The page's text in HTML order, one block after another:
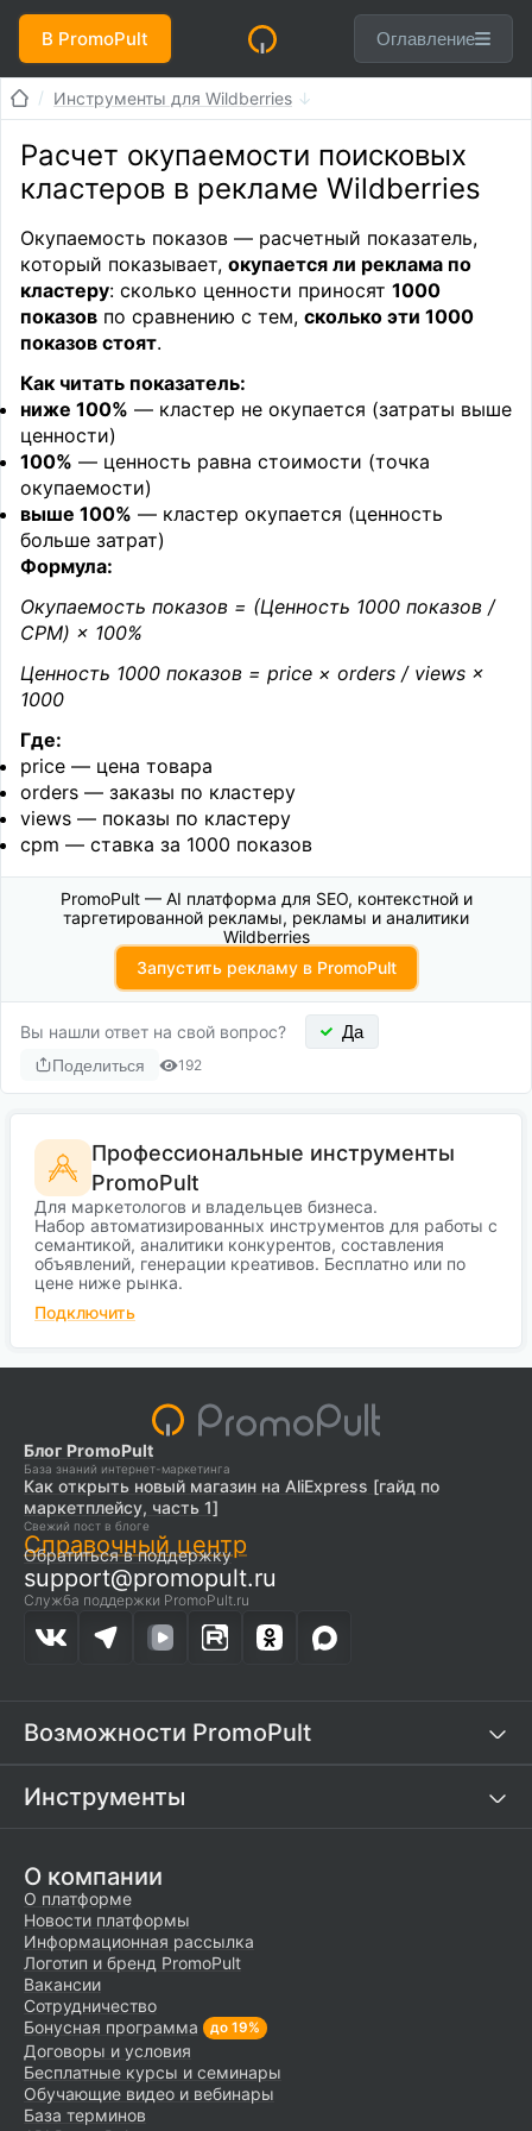
В PromoPult Оглавление
Инструменты для Wildberries
Расчет окупаемости поисковых
кластеров в рекламе Wildberries
Окупаемость показов — расчетный показатель,
который показывает, окупается ли реклама по
кластеру: сколько ценности приносят 1000
показов по сравнению с тем, сколько эти 1000
показов стоят.
Как читать показатель:
ниже 100% — кластер не окупается (затраты выше
ценности)
100% — ценность равна стоимости (точка
окупаемости)
выше 100% — кластер окупается (ценность
больше затрат)
Формула:
Окупаемость показов = (Ценность 1000 показов /
CPM) × 100%
Ценность 1000 показов = price × orders / views ×
1000
Где:
price — цена товара
orders — заказы по кластеру
views — показы по кластеру
cpm — ставка за 1000 показов
PromoPult — AI платформа для SEO, контекстной и
таргетированной рекламы, рекламы и аналитики
Wildberries
Запустить рекламу в PromoPult
Вы нашли ответ на свой вопрос? Да
Поделиться 192
Профессиональные инструменты
PromoPult
Для маркетологов и владельцев бизнеса.
Набор автоматизированных инструментов для работы с
семантикой, аналитики конкурентов, составления
объявлений, генерации креативов. Бесплатно или по
цене ниже рынка.
Подключить
Блог PromoPult
База знаний интернет-маркетинга
Как открыть новый магазин на AliExpress [гайд по
маркетплейсу, часть 1]
Свежий пост в блоге
Справочный центр
Обратиться в поддержку
support@promopult.ru
Служба поддержки PromoPult.ru
Возможности PromoPult
Инструменты
О компании
О платформе
Новости платформы
Информационная рассылка
Логотип и бренд PromoPult
Вакансии
Сотрудничество
Бонусная программа
до 19%
Договоры и условия
Бесплатные курсы и семинары
Обучающие видео и вебинары
База терминов